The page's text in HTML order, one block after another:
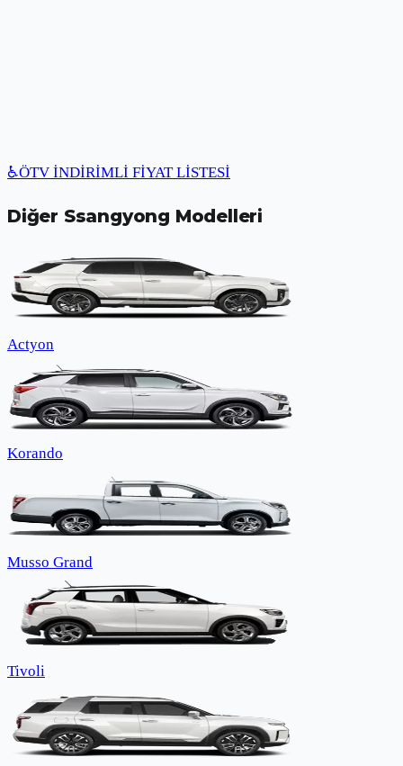
♿ÖTV İNDİRİMLİ FİYAT LİSTESİ
Diğer Ssangyong Modelleri
Actyon
Korando
Musso Grand
Tivoli